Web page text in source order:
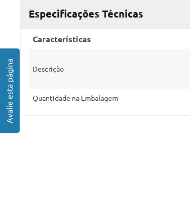
Especificações Técnicas
Características
Descrição
Quantidade na Embalagem